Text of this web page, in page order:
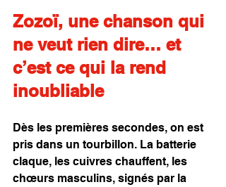
Zozoï, une chanson qui
ne veut rien dire… et
c’est ce qui la rend
inoubliable
Dès les premières secondes, on est
pris dans un tourbillon. La batterie
claque, les cuivres chauffent, les
chœurs masculins, signés par la